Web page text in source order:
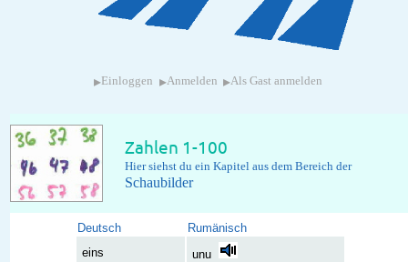
▸ Einloggen ▸Anmelden ▸Als Gast anmelden
Zahlen 1-100
Hier siehst du ein Kapitel aus dem Bereich der
Schaubilder
Deutsch
Rumänisch
eins
unu